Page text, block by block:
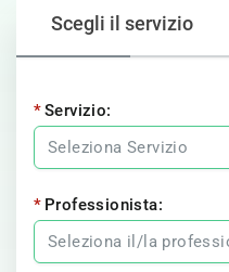
Scegli il servizio
Servizio:
Professionista: